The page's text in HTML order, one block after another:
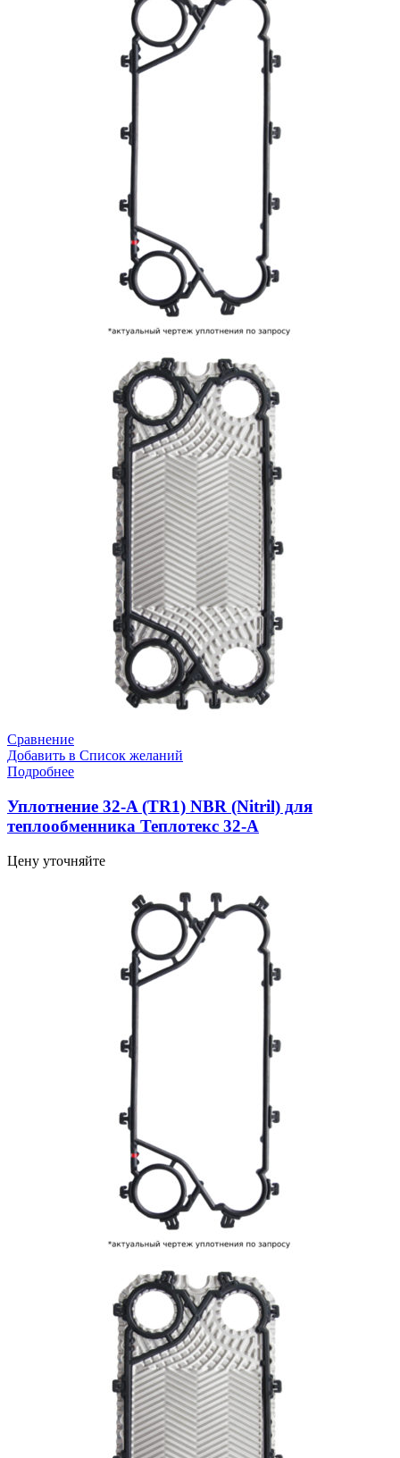
Сравнение
Добавить в Список желаний
Подробнее
Уплотнение 32-A (TR1) NBR (Nitril) для
теплообменника Теплотекс 32-A
Цену уточняйте